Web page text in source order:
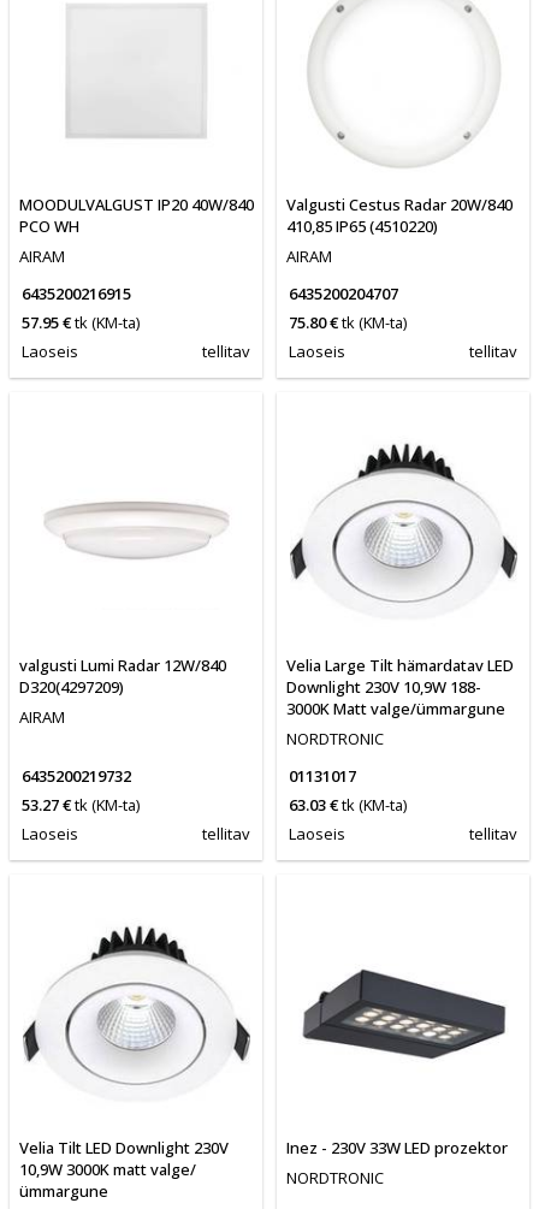
MOODULVALGUST IP20 40W/840
PCO WH
AIRAM
6435200216915
57.95 €tk(KM-ta)
Laoseis
tellitav
Valgusti Cestus Radar 20W/840
410,85 IP65 (4510220)
AIRAM
6435200204707
75.80 €tk(KM-ta)
Laoseis
tellitav
valgusti Lumi Radar 12W/840
D320(4297209)
AIRAM
6435200219732
53.27 €tk(KM-ta)
Laoseis
tellitav
Velia Large Tilt hämardatav LED
Downlight 230V 10,9W 188-
3000K Matt valge/ümmargune
NORDTRONIC
01131017
63.03 €tk(KM-ta)
Laoseis
tellitav
Velia Tilt LED Downlight 230V
10,9W 3000K matt valge/
ümmargune
Inez - 230V 33W LED prozektor
NORDTRONIC